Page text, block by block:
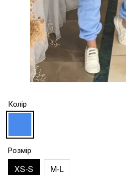
Колір
Розмір
XS-S M-L